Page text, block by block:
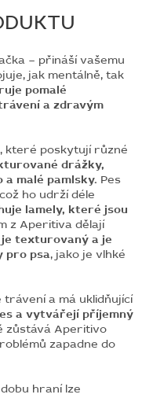
– přináší vašemu
jak mentálně, tak
pomalé
a zdravým
, které poskytují různé
drážky,
malé pamlsky. Pes
ho udrží déle
lamely, které jsou
z Aperitiva dělají
texturovaný a je
pro psa, jako je vlhké
a má uklidňující
a vytvářejí příjemný
zůstává Aperitivo
zapadne do
hraní lze